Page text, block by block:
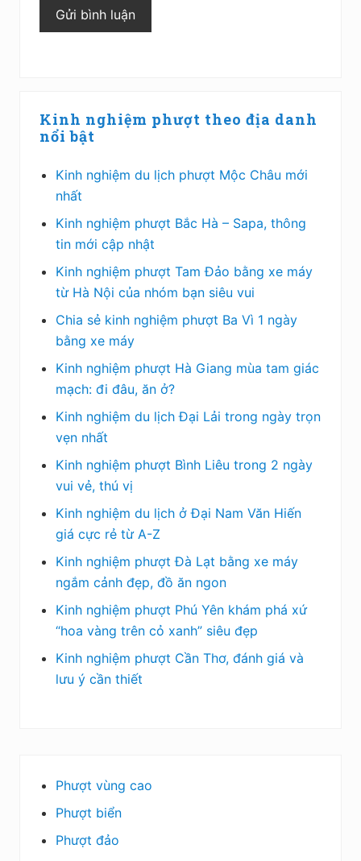
Sidebar
chính
Kinh nghiệm phượt theo địa danh
nổi bật
Kinh nghiệm du lịch phượt Mộc Châu mới
nhất
Kinh nghiệm phượt Bắc Hà – Sapa, thông
tin mới cập nhật
Kinh nghiệm phượt Tam Đảo bằng xe máy
từ Hà Nội của nhóm bạn siêu vui
Chia sẻ kinh nghiệm phượt Ba Vì 1 ngày
bằng xe máy
Kinh nghiệm phượt Hà Giang mùa tam giác
mạch: đi đâu, ăn ở?
Kinh nghiệm du lịch Đại Lải trong ngày trọn
vẹn nhất
Kinh nghiệm phượt Bình Liêu trong 2 ngày
vui vẻ, thú vị
Kinh nghiệm du lịch ở Đại Nam Văn Hiến
giá cực rẻ từ A-Z
Kinh nghiệm phượt Đà Lạt bằng xe máy
ngắm cảnh đẹp, đồ ăn ngon
Kinh nghiệm phượt Phú Yên khám phá xứ
“hoa vàng trên cỏ xanh” siêu đẹp
Kinh nghiệm phượt Cần Thơ, đánh giá và
lưu ý cần thiết
Phượt vùng cao
Phượt biển
Phượt đảo